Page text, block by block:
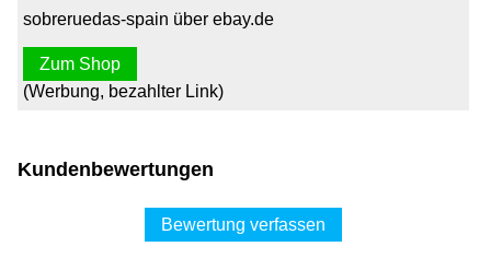
sobreruedas-spain über ebay.de
Zum Shop
(Werbung, bezahlter Link)
Kundenbewertungen
Bewertung verfassen